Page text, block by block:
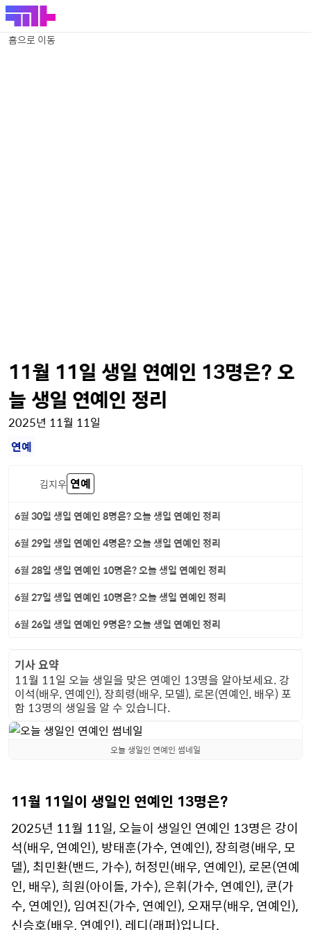
홈으로 이동
11월 11일 생일 연예인 13명은? 오
늘 생일 연예인 정리
2025년 11월 11일
연예
김지우 연예
6월 30일 생일 연예인 8명은? 오늘 생일 연예인 정리
6월 29일 생일 연예인 4명은? 오늘 생일 연예인 정리
6월 28일 생일 연예인 10명은? 오늘 생일 연예인 정리
6월 27일 생일 연예인 10명은? 오늘 생일 연예인 정리
6월 26일 생일 연예인 9명은? 오늘 생일 연예인 정리
기사 요약
11월 11일 오늘 생일을 맞은 연예인 13명을 알아보세요. 강
이석(배우, 연예인), 장희령(배우, 모델), 로몬(연예인, 배우) 포
함 13명의 생일을 알 수 있습니다.
오늘 생일인 연예인 썸네일
11월 11일이 생일인 연예인 13명은?
2025년 11월 11일, 오늘이 생일인 연예인 13명은 강이
석(배우, 연예인), 방태훈(가수, 연예인), 장희령(배우, 모
델), 최민환(밴드, 가수), 허정민(배우, 연예인), 로몬(연예
인, 배우), 희원(아이돌, 가수), 은휘(가수, 연예인), 쿤(가
수, 연예인), 임여진(가수, 연예인), 오재무(배우, 연예인),
신승호(배우, 연예인), 레디(래퍼)입니다.